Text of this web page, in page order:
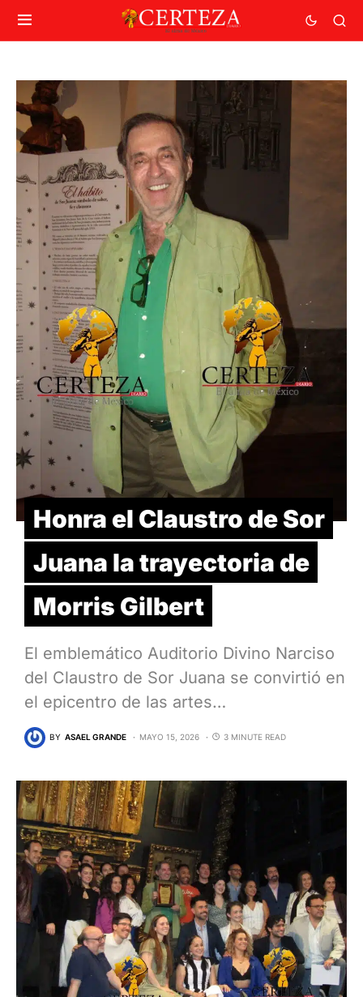
Honra el Claustro de Sor
Juana la trayectoria de
Morris Gilbert
El emblemático Auditorio Divino Narciso
del Claustro de Sor Juana se convirtió en
el epicentro de las artes…
BY ASAEL GRANDE MAYO 15, 2026 3 MINUTE READ